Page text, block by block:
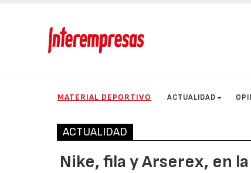
MATERIAL DEPORTIVO ACTUALIDAD
ACTUALIDAD
Nike, fila y Arserex, en